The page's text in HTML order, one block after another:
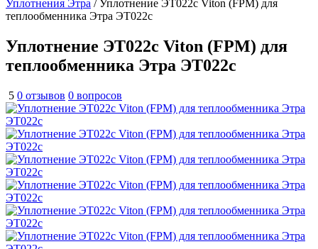
Уплотнения Этра / Уплотнение ЭТ022с Viton (FPM) для
теплообменника Этра ЭТ022с
Уплотнение ЭТ022с Viton (FPM) для
теплообменника Этра ЭТ022с
5 0 отзывов 0 вопросов